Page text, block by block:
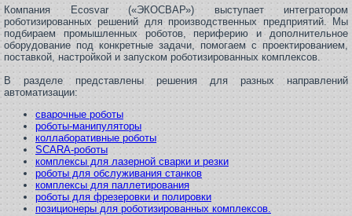
Компания Ecosvar («ЭКОСВАР») выступает интегратором
роботизированных решений для производственных предприятий. Мы
подбираем промышленных роботов, периферию и дополнительное
оборудование под конкретные задачи, помогаем с проектированием,
поставкой, настройкой и запуском роботизированных комплексов.
В разделе представлены решения для разных направлений
автоматизации:
сварочные роботы
роботы-манипуляторы
коллаборативные роботы
SCARA-роботы
комплексы для лазерной сварки и резки
роботы для обслуживания станков
комплексы для паллетирования
роботы для фрезеровки и полировки
позиционеры для роботизированных комплексов.